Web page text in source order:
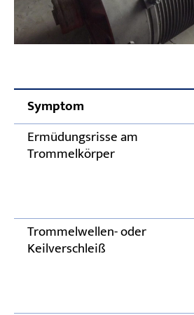
Symptom
Ermüdungsrisse am
Trommelkörper
Trommelwellen- oder
Keilverschleiß